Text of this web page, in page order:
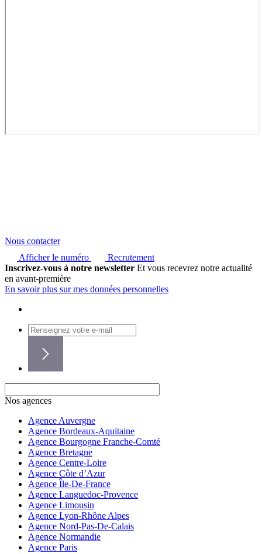
Nous contacter
Afficher le numéro
Recrutement
Inscrivez-vous à notre newsletter Et vous recevrez notre actualité
en avant-première
En savoir plus sur mes données personnelles
Nos agences
Agence Auvergne
Agence Bordeaux-Aquitaine
Agence Bourgogne Franche-Comté
Agence Bretagne
Agence Centre-Loire
Agence Côte d’Azur
Agence Île-De-France
Agence Languedoc-Provence
Agence Limousin
Agence Lyon-Rhône Alpes
Agence Nord-Pas-De-Calais
Agence Normandie
Agence Paris